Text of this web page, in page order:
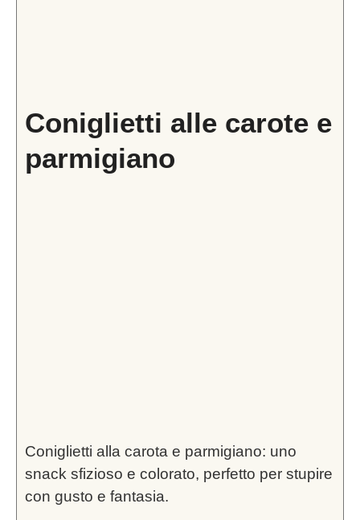
Coniglietti alle carote e
parmigiano
Coniglietti alla carota e parmigiano: uno
snack sfizioso e colorato, perfetto per stupire
con gusto e fantasia.